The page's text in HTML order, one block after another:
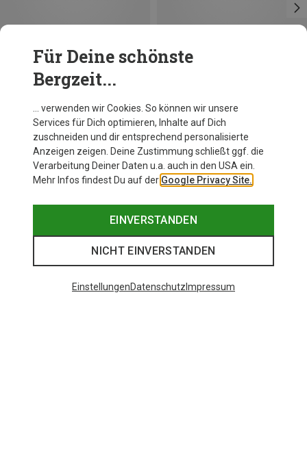
Du sparst 21%
Scarpa
Mojito Wrap Pro GTX Schuhe
CHF 188.20
Für Deine schönste
Bergzeit...
… verwenden wir Cookies. So können wir unsere
Services für Dich optimieren, Inhalte auf Dich
zuschneiden und dir entsprechend personalisierte
Anzeigen zeigen. Deine Zustimmung schließt ggf. die
Verarbeitung Deiner Daten u.a. auch in den USA ein.
Mehr Infos findest Du auf der Google Privacy Site.
EINVERSTANDEN
NICHT EINVERSTANDEN
EinstellungenDatenschutz Impressum